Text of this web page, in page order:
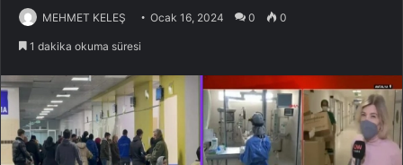
MEHMET KELEŞ Ocak 16, 2024 0 0
1 dakika okuma süresi